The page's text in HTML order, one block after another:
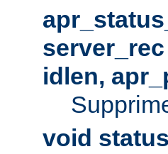
idlen,
void